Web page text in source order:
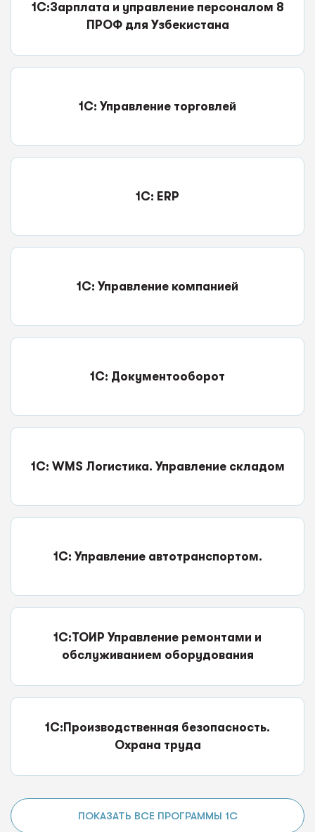
1С:Зарплата и управление персоналом 8
ПРОФ для Узбекистана
1С: Управление торговлей
1C: ERP
1С: Управление компанией
1С: Документооборот
1С: WMS Логистика. Управление складом
1С: Управление автотранспортом.
1С:ТОИР Управление ремонтами и
обслуживанием оборудования
1С:Производственная безопасность.
Охрана труда
ПОКАЗАТЬ ВСЕ ПРОГРАММЫ 1С